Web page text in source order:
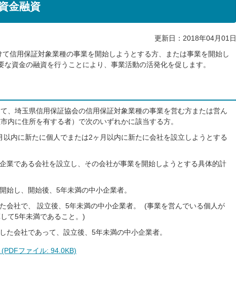
金融資
更新日：2018年04月01日
信用保証対象業種の事業を開始しようとする方、または事業を開始し
資金の融資を行うことにより、事業活動の活発化を促します。
、埼玉県信用保証協会の信用保証対象業種の事業を営む方または営ん
内に住所を有する者）で次のいずれかに該当する方。
内に新たに個人でまたは2ヶ月以内に新たに会社を設立しようとする
業である会社を設立し、その会社が事業を開始しようとする具体的計
始し、開始後、5年未満の中小企業者。
会社で、 設立後、5年未満の中小企業者。 (事業を営んでいる個人が
て5年未満であること。)
た会社であって、設立後、5年未満の中小企業者。
ファイル: 94.0KB)